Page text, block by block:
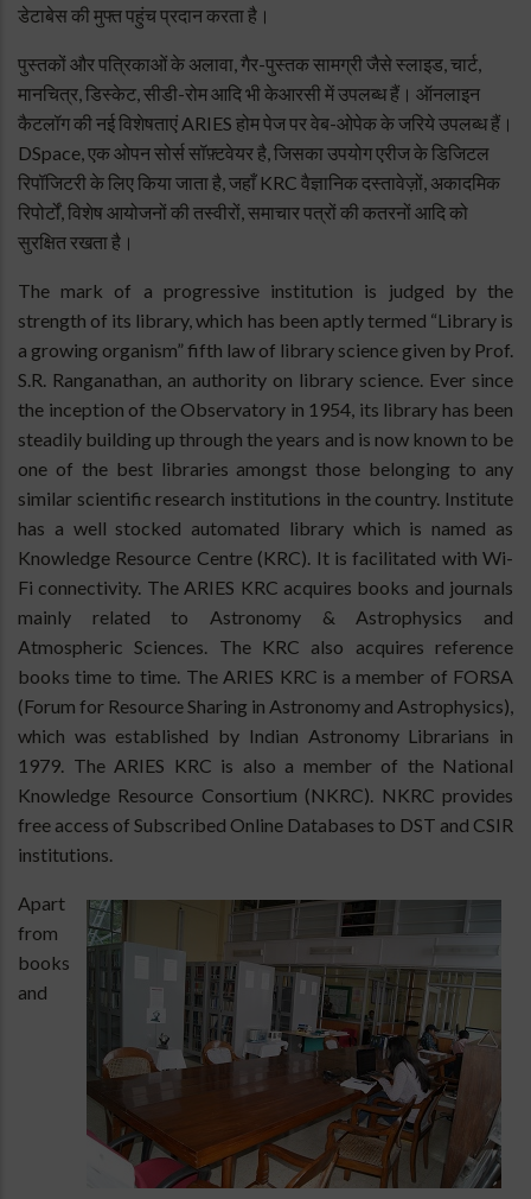
डेटाबेस की मुफ्त पहुंच प्रदान करता है।
पुस्तकों और पत्रिकाओं के अलावा, गैर-पुस्तक सामग्री जैसे स्लाइड, चार्ट,
मानचित्र, डिस्केट, सीडी-रोम आदि भी केआरसी में उपलब्ध हैं। ऑनलाइन
कैटलॉग की नई विशेषताएं ARIES होम पेज पर वेब-ओपेक के जरिये उपलब्ध हैं।
DSpace, एक ओपन सोर्स सॉफ़्टवेयर है, जिसका उपयोग एरीज के डिजिटल
रिपॉजिटरी के लिए किया जाता है, जहाँ KRC वैज्ञानिक दस्तावेज़ों, अकादमिक
रिपोर्टों, विशेष आयोजनों की तस्वीरों, समाचार पत्रों की कतरनों आदि को
सुरक्षित रखता है।
The mark of a progressive institution is judged by the
strength of its library, which has been aptly termed “Library is
a growing organism” fifth law of library science given by Prof.
S.R. Ranganathan, an authority on library science. Ever since
the inception of the Observatory in 1954, its library has been
steadily building up through the years and is now known to be
one of the best libraries amongst those belonging to any
similar scientific research institutions in the country. Institute
has a well stocked automated library which is named as
Knowledge Resource Centre (KRC). It is facilitated with Wi-
Fi connectivity. The ARIES KRC acquires books and journals
mainly related to Astronomy & Astrophysics and
Atmospheric Sciences. The KRC also acquires reference
books time to time. The ARIES KRC is a member of FORSA
(Forum for Resource Sharing in Astronomy and Astrophysics),
which was established by Indian Astronomy Librarians in
1979. The ARIES KRC is also a member of the National
Knowledge Resource Consortium (NKRC). NKRC provides
free access of Subscribed Online Databases to DST and CSIR
institutions.
Apart
from
books
and